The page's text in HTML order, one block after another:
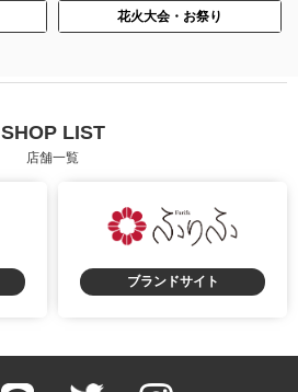
花火大会・お祭り
SHOP LIST
店舗一覧
ブランドサイト